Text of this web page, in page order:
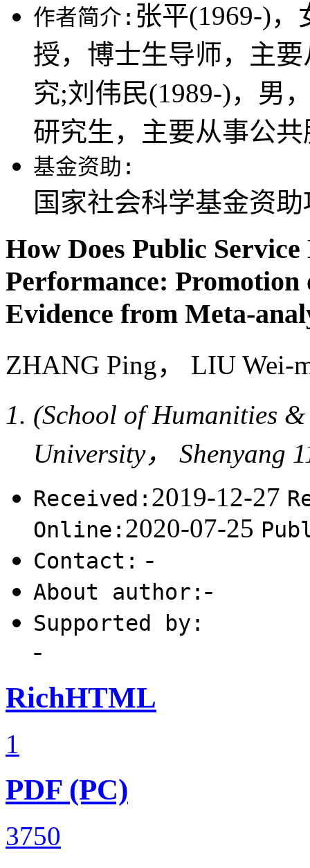
作者简介: 张平(1969-)
授，博士生导师，主
究;刘伟民(1989-)，男
研究生，主要从事公
基金资助:
国家社会科学基金资
How Does Public
Performance:
Evidence from Meta-
ZHANG Ping， LIU
(School of Humanities
University， Shenyang
Received: 2019-12-27
Online: 2020-07-25
Contact: -
About author: -
Supported by:
-
RichHTML
1
PDF (PC)
3750